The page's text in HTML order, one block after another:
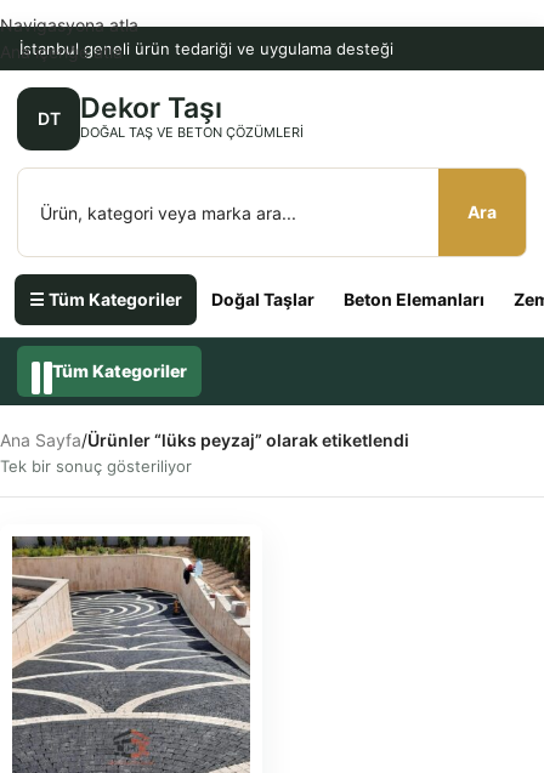
İstanbul geneli ürün tedariği ve uygulama desteği
DT Dekor Taşı
DOĞAL TAŞ VE BETON ÇÖZÜMLERI
Ara
☰ Tüm Kategoriler Doğal Taşlar Beton Elemanları
Navigasyona atla
Ana içeriğe atla
Tüm Kategoriler
Ana Sayfa/Ürünler “lüks peyzaj” olarak etiketlendi
Tek bir sonuç gösteriliyor